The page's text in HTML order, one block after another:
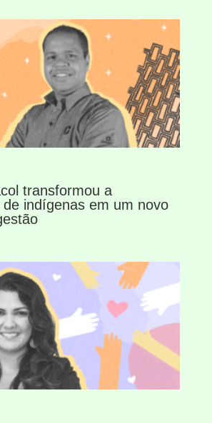
transformou a
indígenas em um novo